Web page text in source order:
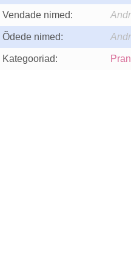
Vendade nimed:
Õdede nimed:
Kategooriad: